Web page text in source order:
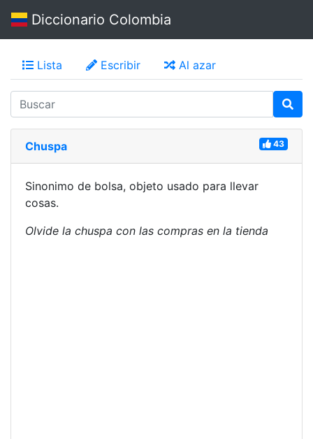
Diccionario Colombia
Lista Escribir Al azar
Chuspa 43
Sinonimo de bolsa, objeto usado para llevar
cosas.
Olvide la chuspa con las compras en la tienda